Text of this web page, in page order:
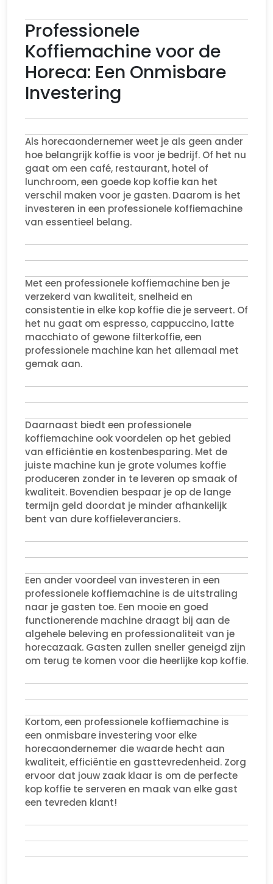
Professionele
Koffiemachine voor de
Horeca: Een Onmisbare
Investering
Als horecaondernemer weet je als geen ander
hoe belangrijk koffie is voor je bedrijf. Of het nu
gaat om een café, restaurant, hotel of
lunchroom, een goede kop koffie kan het
verschil maken voor je gasten. Daarom is het
investeren in een professionele koffiemachine
van essentieel belang.
Met een professionele koffiemachine ben je
verzekerd van kwaliteit, snelheid en
consistentie in elke kop koffie die je serveert. Of
het nu gaat om espresso, cappuccino, latte
macchiato of gewone filterkoffie, een
professionele machine kan het allemaal met
gemak aan.
Daarnaast biedt een professionele
koffiemachine ook voordelen op het gebied
van efficiëntie en kostenbesparing. Met de
juiste machine kun je grote volumes koffie
produceren zonder in te leveren op smaak of
kwaliteit. Bovendien bespaar je op de lange
termijn geld doordat je minder afhankelijk
bent van dure koffieleveranciers.
Een ander voordeel van investeren in een
professionele koffiemachine is de uitstraling
naar je gasten toe. Een mooie en goed
functionerende machine draagt bij aan de
algehele beleving en professionaliteit van je
horecazaak. Gasten zullen sneller geneigd zijn
om terug te komen voor die heerlijke kop koffie.
Kortom, een professionele koffiemachine is
een onmisbare investering voor elke
horecaondernemer die waarde hecht aan
kwaliteit, efficiëntie en gasttevredenheid. Zorg
ervoor dat jouw zaak klaar is om de perfecte
kop koffie te serveren en maak van elke gast
een tevreden klant!